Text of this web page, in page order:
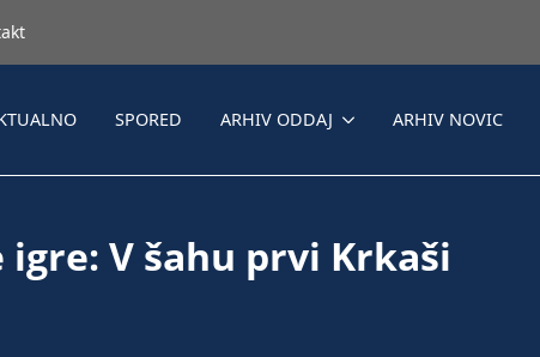
SPORED ARHIV ODDAJ ARHIV NOVIC
V šahu prvi Krkaši